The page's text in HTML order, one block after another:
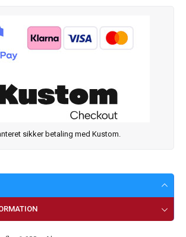
sikker betaling med Kustom.